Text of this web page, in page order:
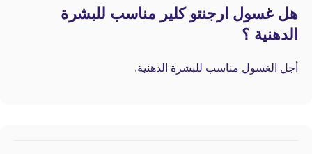
هل غسول ارجنتو كلير مناسب للبشرة
الدهنية ؟
أجل الغسول مناسب للبشرة الدهنية.